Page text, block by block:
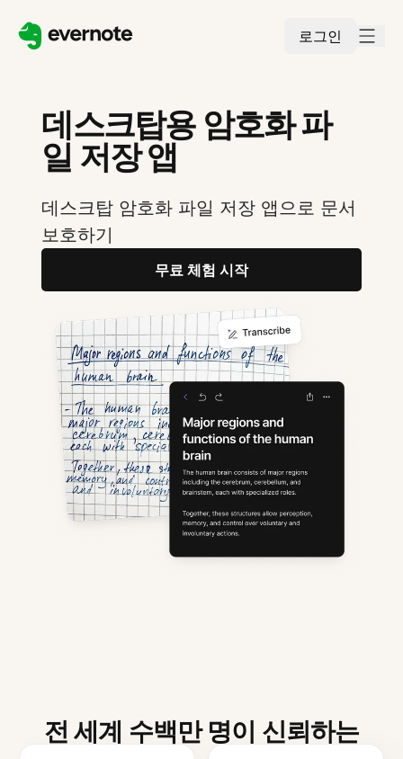
로그인
데스크탑용 암호화 파
일 저장 앱
데스크탑 암호화 파일 저장 앱으로 문서
보호하기
무료 체험 시작
전 세계 수백만 명이 신뢰하는